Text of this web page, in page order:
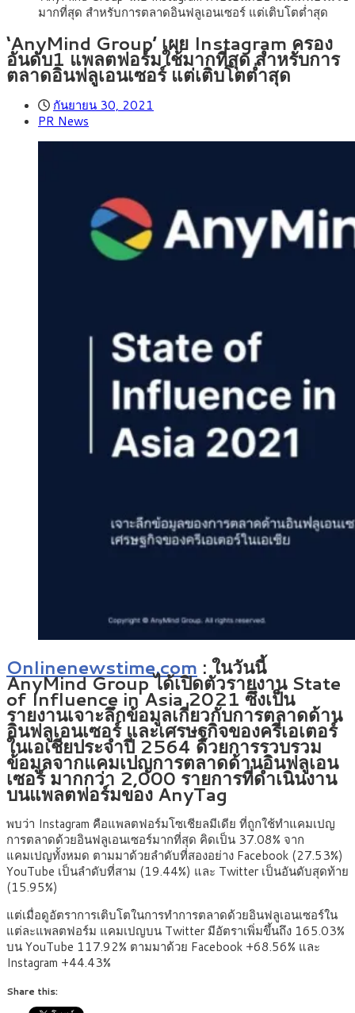
สิงหาคม 4, 2026 สธ.ชี้ รพ.รัฐแบกรับผู้ป่วยบัตรทอง 87% แต่ได้งบ
รายหัวเพียง 2,618 บาท เสนอทบทวนจัดสรรงบให้สอดคล้องภาระ
งานจริง
สิงหาคม 3, 2026 กรุงศรี คาดเงินบาทสัปดาห์นี้ซื้อขายในกรอบ
33.00-33.60 ติดตามข้อมูลจ้างงานสหรัฐฯ
มากที่สุด สำหรับการตลาดอินฟลูเอนเซอร์ แต่เติบโตต่ำสุด
‘AnyMind Group’ เผย Instagram ครอง
อันดับ1 แพลตฟอร์มใช้มากที่สุด สำหรับการ
ตลาดอินฟลูเอนเซอร์ แต่เติบโตต่ำสุด
กันยายน 30, 2021
PR News
Onlinenewstime.com : ในวันนี้
AnyMind Group ได้เปิดตัวรายงาน State
of Influence in Asia 2021 ซึ่งเป็น
รายงานเจาะลึกข้อมูลเกี่ยวกับการตลาดด้าน
อินฟลูเอนเซอร์ และเศรษฐกิจของครีเอเตอร์
ในเอเชียประจำปี 2564 ด้วยการรวบรวม
ข้อมูลจากแคมเปญการตลาดด้านอินฟลูเอน
เซอร์ มากกว่า 2,000 รายการที่ดำเนินงาน
บนแพลตฟอร์มของ AnyTag
พบว่า Instagram คือแพลตฟอร์มโซเชียลมีเดีย ที่ถูกใช้ทำแคมเปญ
การตลาดด้วยอินฟลูเอนเซอร์มากที่สุด คิดเป็น 37.08% จาก
แคมเปญทั้งหมด ตามมาด้วยลำดับที่สองอย่าง Facebook (27.53%)
YouTube เป็นลำดับที่สาม (19.44%) และ Twitter เป็นอันดับสุดท้าย
(15.95%)
แต่เมื่อดูอัตราการเติบโตในการทำการตลาดด้วยอินฟลูเอนเซอร์ใน
แต่ละแพลตฟอร์ม แคมเปญบน Twitter มีอัตราเพิ่มขึ้นถึง 165.03%
บน YouTube 117.92% ตามมาด้วย Facebook +68.56% และ
Instagram +44.43%
Share this: